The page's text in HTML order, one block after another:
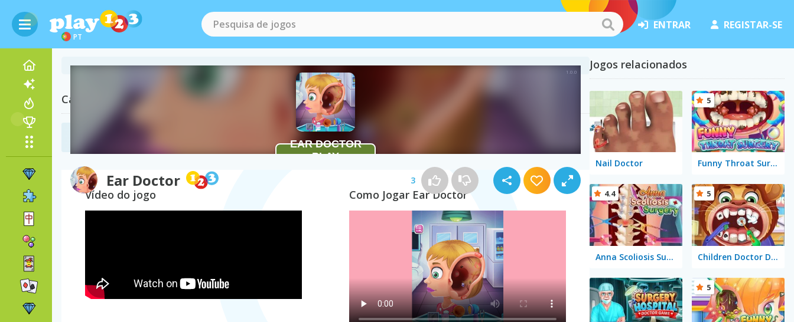
PT
ENTRAR REGISTAR-SE
Ear Doctor 3
Categorias relacionadas
Vídeo do jogo Como Jogar Ear Doctor
Jogos relacionados
Nail Doctor Funny Throat Surgery
5
Anna Scoliosis Surgery
4.4
Children Doctor Dentist 2
5
5